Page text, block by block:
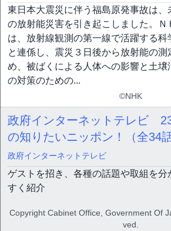
東日本大震災に伴う福島原発事故は、
の放射能災害を引き起こしました。Ｎ
は、放射線観測の第一線で活躍する科
と連係し、震災３日後から放射能の測
め、被ばくによる人体への影響と土壌
の対策のための...
©NHK
政府インターネットテレビ
の知りたいニッポン！（全34話
政府インターネットテレビ
ゲストを招き、各種の話題や取組を分
すく紹介
Copyright Cabinet Office, Government Of
ved.